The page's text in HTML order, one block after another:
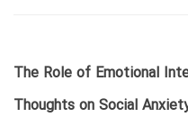
The Role of Emotional
Thoughts on Social